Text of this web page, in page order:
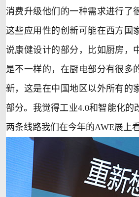
消费升级他们的一种需求进行了
这些应用性的创新可能在西方国
说康健设计的部分，比如厨房，
是不一样的，在厨电部分有很多
新，这是在中国地区以外所有的
部分。我觉得工业4.0和智能化的
两条线路我们在今年的AWE展上